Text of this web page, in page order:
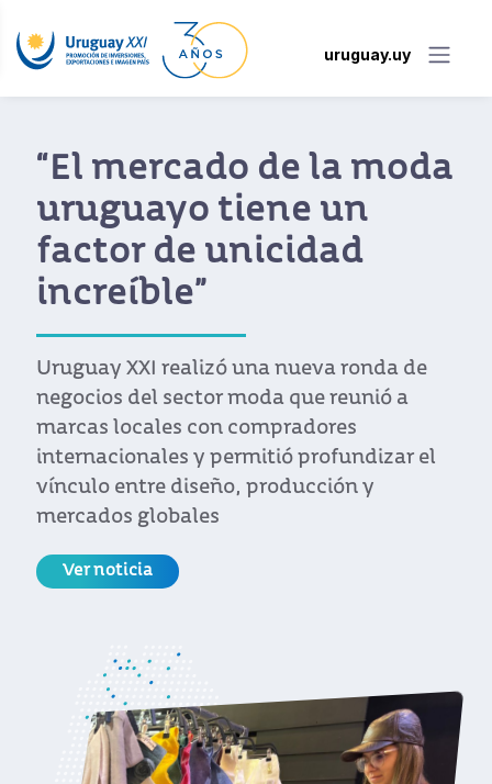
uruguay.uy
“El mercado de la moda
uruguayo tiene un
factor de unicidad
increíble”
Uruguay XXI realizó una nueva ronda de
negocios del sector moda que reunió a
marcas locales con compradores
internacionales y permitió profundizar el
vínculo entre diseño, producción y
mercados globales
Ver noticia